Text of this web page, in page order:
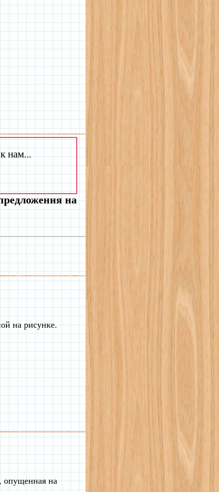
нам...
на
на рисунке.
опущенная на